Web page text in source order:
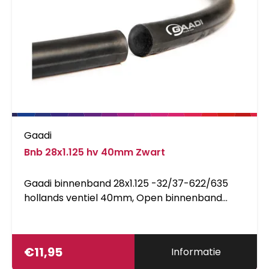
binnenband is extreem elastisch en past op
meerdere bandafmetingen. Hierdoor worden
ze groepen binnenbanden genoemd. Zo past
bijvoorbeeld de binnenband met nummer 19A
voor bandafmeting van 27.5 inch tot 29 Inch
en voor de breedte van 40 tot 62mm. Als
Standaarduitvoering: Hoge betrouwbaarheid,
Gaadi
Bnb 28x1.125 hv 40mm Zwart
Gaadi binnenband 28x1.125 -32/37-622/635
hollands ventiel 40mm, Open binnenband
€11,95 Informatie